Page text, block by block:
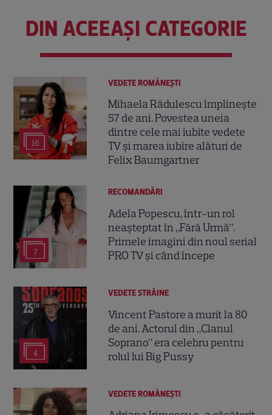
DIN ACEEAȘI CATEGORIE
16
VEDETE ROMÂNEŞTI
Mihaela Rădulescu împlinește
57 de ani. Povestea uneia
dintre cele mai iubite vedete
TV și marea iubire alături de
Felix Baumgartner
7
RECOMANDĂRI
Adela Popescu, într-un rol
neașteptat în „Fără Urmă”.
Primele imagini din noul serial
PRO TV și când începe
4
VEDETE STRĂINE
Vincent Pastore a murit la 80
de ani. Actorul din „Clanul
Soprano” era celebru pentru
rolul lui Big Pussy
VEDETE ROMÂNEŞTI